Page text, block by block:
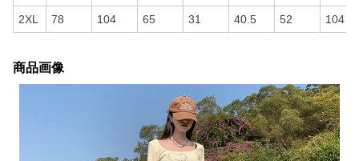
2XL 78 104 65 31 40.5 52 104
商品画像